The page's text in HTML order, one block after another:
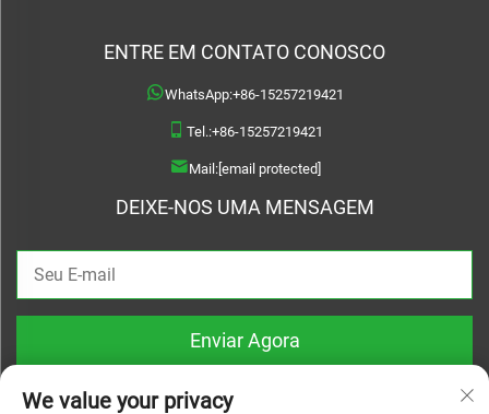
ENTRE EM CONTATO CONOSCO
WhatsApp:+86-15257219421
Tel.:+86-15257219421
Mail:[email protected]
DEIXE-NOS UMA MENSAGEM
Enviar Agora
We value your privacy